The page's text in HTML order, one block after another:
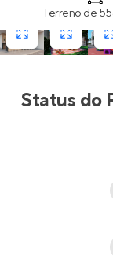
Terreno de
Status do